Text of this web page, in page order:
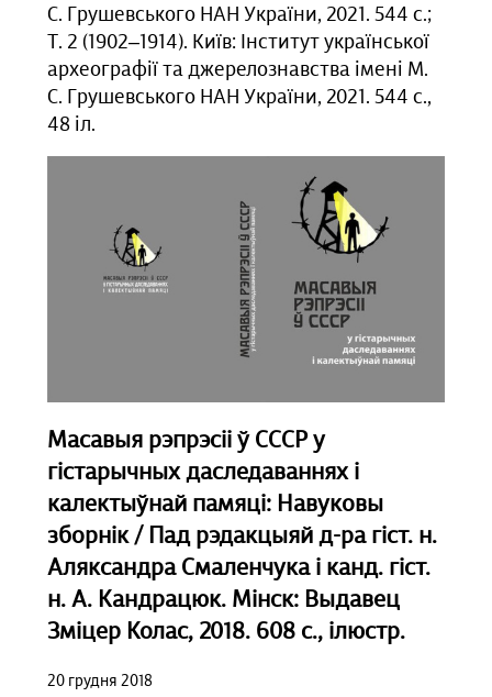
С. Грушевського НАН України, 2021. 544 с.;
Т. 2 (1902‒1914). Київ: Інститут української
археографії та джерелознавства імені М.
С. Грушевського НАН України, 2021. 544 с.,
48 іл.
Масавыя рэпрэсіі ў СССР у
гістарычных даследаваннях і
калектыўнай памяці: Навуковы
зборнік / Пад рэдакцыяй д-ра гіст. н.
Аляксандра Смаленчука і канд. гіст.
н. А. Кандрацюк. Мінск: Выдавец
Зміцер Колас, 2018. 608 с., ілюстр.
20 грудня 2018